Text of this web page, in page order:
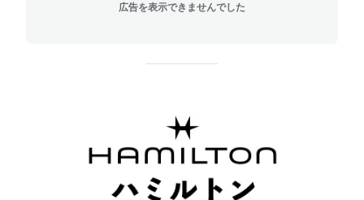
広告を表示できませんでした